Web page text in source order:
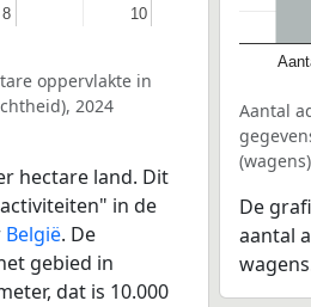
8
8 10
10
oppervlakte in
2024
hectare land. Dit
in de
België. De
gebied in
dat is 10.000
Aantal
De
aantal